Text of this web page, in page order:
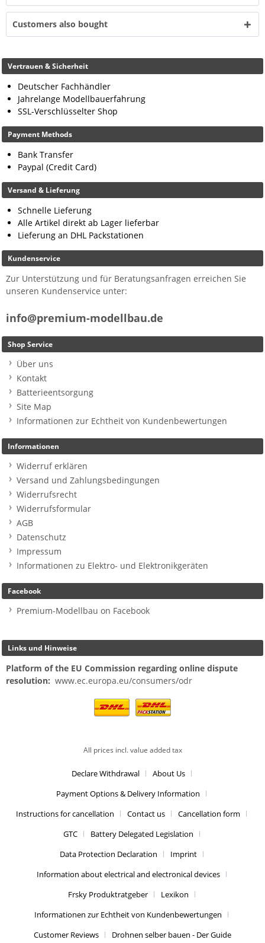
Customers also bought
Vertrauen & Sicherheit
Deutscher Fachhändler
Jahrelange Modellbauerfahrung
SSL-Verschlüsselter Shop
Payment Methods
Bank Transfer
Paypal (Credit Card)
Versand & Lieferung
Schnelle Lieferung
Alle Artikel direkt ab Lager lieferbar
Lieferung an DHL Packstationen
Kundenservice
Zur Unterstützung und für Beratungsanfragen erreichen Sie
unseren Kundenservice unter:
info@premium-modellbau.de
Shop Service
Über uns
Kontakt
Batterieentsorgung
Site Map
Informationen zur Echtheit von Kundenbewertungen
Informationen
Widerruf erklären
Versand und Zahlungsbedingungen
Widerrufsrecht
Widerrufsformular
AGB
Datenschutz
Impressum
Informationen zu Elektro- und Elektronikgeräten
Facebook
Premium-Modellbau on Facebook
Links und Hinweise
Platform of the EU Commission regarding online dispute
resolution: www.ec.europa.eu/consumers/odr
All prices incl. value added tax
Declare Withdrawal
About Us
Payment Options & Delivery Information
Instructions for cancellation
Contact us
Cancellation form
GTC
Battery Delegated Legislation
Data Protection Declaration
Imprint
Information about electrical and electronical devices
Frsky Produktratgeber
Lexikon
Informationen zur Echtheit von Kundenbewertungen
Customer Reviews
Drohnen selber bauen - Der Guide